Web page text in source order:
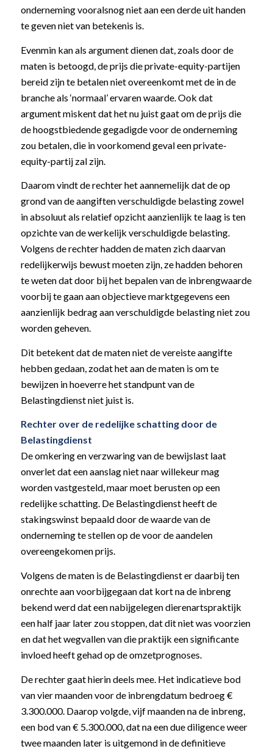
onderneming vooralsnog niet aan een derde uit handen
te geven niet van betekenis is.
Evenmin kan als argument dienen dat, zoals door de
maten is betoogd, de prijs die private-equity-partijen
bereid zijn te betalen niet overeenkomt met de in de
branche als ‘normaal’ ervaren waarde. Ook dat
argument miskent dat het nu juist gaat om de prijs die
de hoogstbiedende gegadigde voor de onderneming
zou betalen, die in voorkomend geval een private-
equity-partij zal zijn.
Daarom vindt de rechter het aannemelijk dat de op
grond van de aangiften verschuldigde belasting zowel
in absoluut als relatief opzicht aanzienlijk te laag is ten
opzichte van de werkelijk verschuldigde belasting.
Volgens de rechter hadden de maten zich daarvan
redelijkerwijs bewust moeten zijn, ze hadden behoren
te weten dat door bij het bepalen van de inbrengwaarde
voorbij te gaan aan objectieve marktgegevens een
aanzienlijk bedrag aan verschuldigde belasting niet zou
worden geheven.
Dit betekent dat de maten niet de vereiste aangifte
hebben gedaan, zodat het aan de maten is om te
bewijzen in hoeverre het standpunt van de
Belastingdienst niet juist is.
Rechter over de redelijke schatting door de
Belastingdienst
De omkering en verzwaring van de bewijslast laat
onverlet dat een aanslag niet naar willekeur mag
worden vastgesteld, maar moet berusten op een
redelijke schatting. De Belastingdienst heeft de
stakingswinst bepaald door de waarde van de
onderneming te stellen op de voor de aandelen
overeengekomen prijs.
Volgens de maten is de Belastingdienst er daarbij ten
onrechte aan voorbijgegaan dat kort na de inbreng
bekend werd dat een nabijgelegen dierenartspraktijk
een half jaar later zou stoppen, dat dit niet was voorzien
en dat het wegvallen van die praktijk een significante
invloed heeft gehad op de omzetprognoses.
De rechter gaat hierin deels mee. Het indicatieve bod
van vier maanden voor de inbrengdatum bedroeg €
3.300.000. Daarop volgde, vijf maanden na de inbreng,
een bod van € 5.300.000, dat na een due diligence weer
twee maanden later is uitgemond in de definitieve